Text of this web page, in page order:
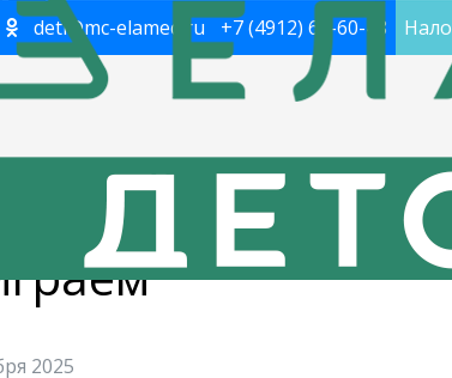
deti@mc-elamed.ru +7 (4912) 60-60-48
Новости→Интерактив от МЦ «Еламед
от МЦ
2025